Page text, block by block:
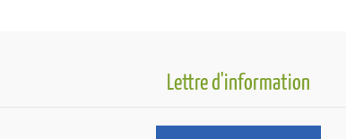
Lettre d'information